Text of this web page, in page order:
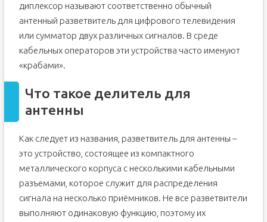
диплексор называют соответственно обычный
антенный разветвитель для цифрового телевидения
или сумматор двух различных сигналов. В среде
кабельных операторов эти устройства часто именуют
«крабами».
Что такое делитель для
антенны
Как следует из названия, разветвитель для антенны –
это устройство, состоящее из компактного
металлического корпуса с несколькими кабельными
разъемами, которое служит для распределения
сигнала на несколько приёмников. Не все разветвители
выполняют одинаковую функцию, поэтому их